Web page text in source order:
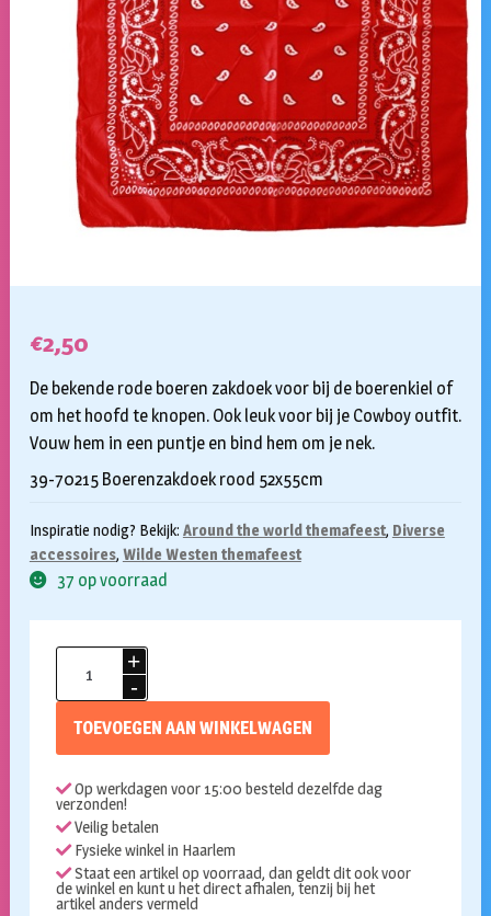
€2,50
De bekende rode boeren zakdoek voor bij de boerenkiel of
om het hoofd te knopen. Ook leuk voor bij je Cowboy outfit.
Vouw hem in een puntje en bind hem om je nek.
39-70215 Boerenzakdoek rood 52x55cm
Inspiratie nodig? Bekijk: Around the world themafeest, Diverse
accessoires, Wilde Westen themafeest
37 op voorraad
Zakdoek
TOEVOEGEN AAN WINKELWAGEN
Op werkdagen voor 15:00 besteld dezelfde dag
verzonden!
Veilig betalen
Fysieke winkel in Haarlem
Staat een artikel op voorraad, dan geldt dit ook voor
de winkel en kunt u het direct afhalen, tenzij bij het
artikel anders vermeld